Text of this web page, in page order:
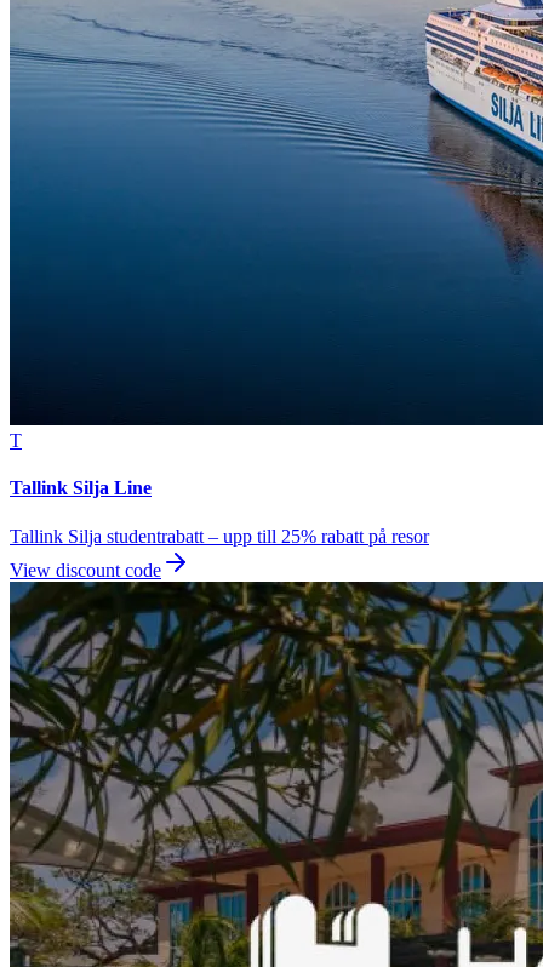
T
Tallink Silja Line
Tallink Silja studentrabatt – upp till 25% rabatt på resor
View discount code